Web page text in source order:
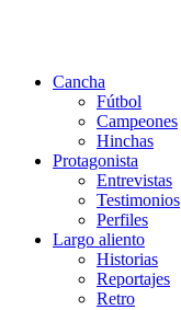
Cancha
Fútbol
Campeones
Hinchas
Protagonista
Entrevistas
Testimonios
Perfiles
Largo aliento
Historias
Reportajes
Retro